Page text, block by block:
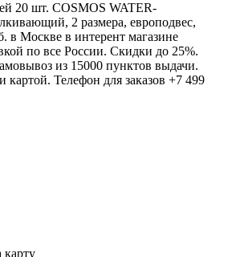
20 шт. COSMOS WATER-
2 размера, европодвес,
в Москве в интерент магазине
по все России. Скидки до 25%.
из 15000 пунктов выдачи.
Телефон для заказов +7 499